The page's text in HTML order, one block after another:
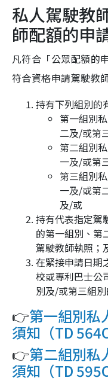
私人駕駛教
師配額的申
凡符合「公眾配額的
符合資格申請駕駛教
持有下列組別的
第一組別
二及/或第
第二組別
一及/或第
第三組別
一及/或第
及/或
持有代表指定駕
的第一組別、第
駕駛教師執照；
在緊接申請日期
校或專利巴士公
別及/或第三組
👉第一組別私
須知（TD 564C
👉第二組別私
須知（TD 595C